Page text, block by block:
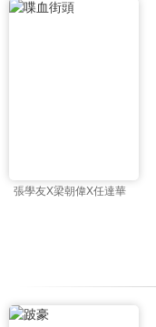
張學友X梁朝偉X任達華